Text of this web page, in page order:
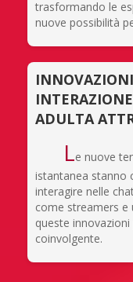
trasformando le
nuove possibilità
ADULTA
Le nuove
istantanea stanno
interagire nelle
come streamers
queste
coinvolgente.